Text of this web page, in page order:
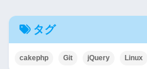
タグ
cakephp Git jQuery Linux